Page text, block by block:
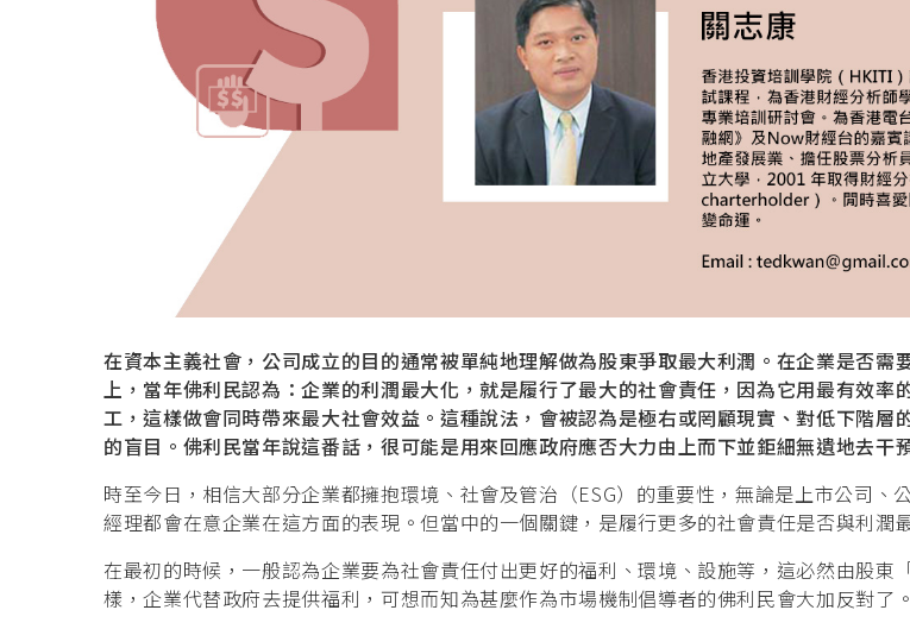
在資本主義社會，公司成立的目的通常被單純地理解做為股東爭取最大利潤。在企業是否需
上，當年佛利民認為：企業的利潤最大化，就是履行了最大的社會責任，因為它用最有效率
工，這樣做會同時帶來最大社會效益。這種說法，會被認為是極右或罔顧現實、對低下階層
的盲目。佛利民當年說這番話，很可能是用來回應政府應否大力由上而下並鉅細無遺地去干
時至今日，相信大部分企業都擁抱環境、社會及管治（ESG）的重要性，無論是上市公司、
經理都會在意企業在這方面的表現。但當中的一個關鍵，是履行更多的社會責任是否與利潤
在最初的時候，一般認為企業要為社會責任付出更好的福利、環境、設施等，這必然由股東
樣，企業代替政府去提供福利，可想而知為甚麼作為市場機制倡導者的佛利民會大加反對了。